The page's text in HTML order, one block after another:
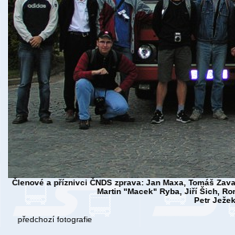
Členové a příznivci ČNDS zprava: Jan Maxa, Tomáš
Martin "Macek" Ryba, Jiří Šich,
Petr
předchozí fotografie